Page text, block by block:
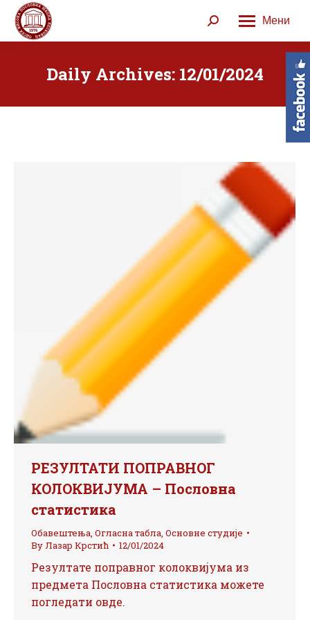
Мени
Search:
Daily Archives: 12/01/2024
РЕЗУЛТАТИ ПОПРАВНОГ
КОЛОКВИЈУМА – Пословна
статистика
Обавештења, Огласна табла, Основне студије
ByЛазар Крстић 12/01/2024
Резултате поправног колоквијума из
предмета Пословна статистика можете
погледати овде.